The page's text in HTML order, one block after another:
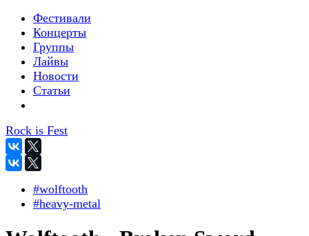
Фестивали
Концерты
Группы
Лайвы
Новости
Статьи
Rock is Fest
#wolftooth
#heavy-metal